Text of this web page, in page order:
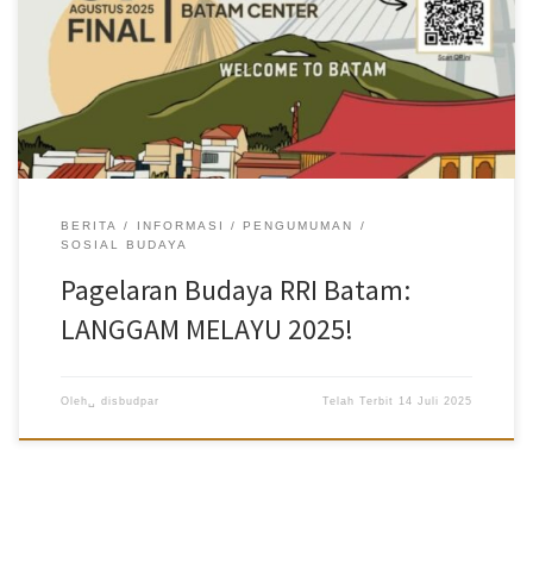
terbaik untuk berkompetisi dalam Lomba Cover Lagu Melayu.
Kategori Lomba:
Kategori SMP: Usia 13 – 16 Tahun
Kategori
Umum: Usia 17 – 35 Tahun Persyaratan: Catat Tanggal Pentingnya!
Pendaftaran Dibuka: 5 – 31 Juli 2025
Final Lomba: 09 Agustus
2025
Lokasi Final: One Batam Mall Mari bersama kita “Bersatu
Dalam Langgam, Lestari Dalam Budaya”. Informasi lebih lanjut dan
pendaftaran, […]
BERITA INFORMASI
PENGUMUMAN
SOSIAL BUDAYA
Pagelaran Budaya RRI Batam:
LANGGAM MELAYU 2025!
Oleh␣ disbudpar Telah Terbit 14 Juli 2025